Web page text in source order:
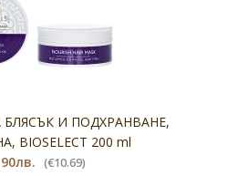
И ПОДХРАНВАНЕ,
BIOSELECT 200 ml
(€10.69)